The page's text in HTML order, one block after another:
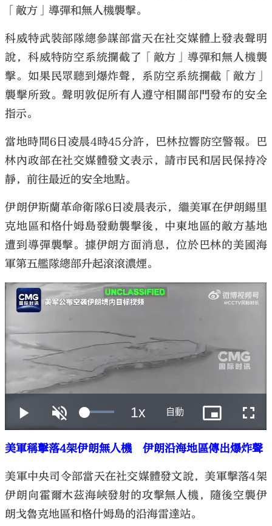
「敵方」導彈和無人機襲擊。
科威特武裝部隊總參謀部當天在社交媒體上發表聲明
說，科威特防空系統攔截了「敵方」導彈和無人機襲
擊。如果民眾聽到爆炸聲，系防空系統攔截「敵方」
襲擊所致。聲明敦促所有人遵守相關部門發布的安全
指示。
當地時間6日凌晨4時45分許，巴林拉響防空警報。巴
林內政部在社交媒體發文表示，請市民和居民保持冷
靜，前往最近的安全地點。
伊朗伊斯蘭革命衛隊6日凌晨表示，繼美軍在伊朗錫里
克地區和格什姆島發動襲擊後，中東地區的敵方基地
遭到導彈襲擊。據伊朗方面消息，位於巴林的美國海
軍第五艦隊總部升起滾滾濃煙。
美軍稱擊落4架伊朗無人機 伊朗沿海地區傳出爆炸聲
美軍中央司令部當天在社交媒體發文說，美軍擊落4架
伊朗向霍爾木茲海峽發射的攻擊無人機，隨後空襲伊
朗戈魯克地區和格什姆島的沿海雷達站。